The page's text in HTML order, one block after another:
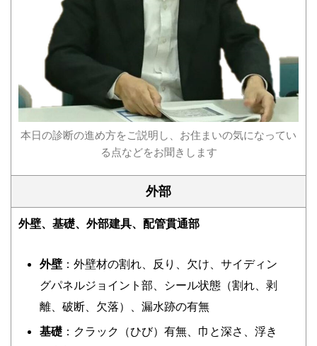
本日の診断の進め方をご説明し、お住まいの気になってい
る点などをお聞きします
外部
外壁、基礎、外部建具、配管貫通部
外壁 ：外壁材の割れ、反り、欠け、サイディン
グパネルジョイント部、シール状態（割れ、剥
離、破断、欠落）、漏水跡の有無
基礎 ：クラック（ひび）有無、巾と深さ、浮き